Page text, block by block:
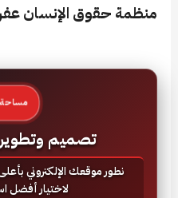
منظمة حقوق الإنسان
مساحة
تصميم وتطوير
نطور موقعك الإلكتروني
لاختيار أفضل